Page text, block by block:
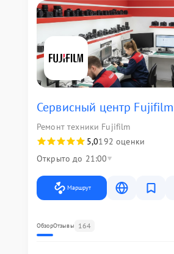
Сервисный центр Fujifilm
Ремонт техники Fujifilm
5,0192 оценки
Открыто до 21:00
Маршрут
ОбзорОтзывы 164